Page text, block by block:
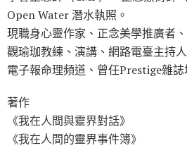
Open Water 潛水執照。
現職身心靈作家、正念美學推廣者
觀瑜珈教練、演講、網路電臺主持
電子報命理頻道、曾任Prestige雜誌
著作
《我在人間與靈界對話》
《我在人間的靈界事件簿》